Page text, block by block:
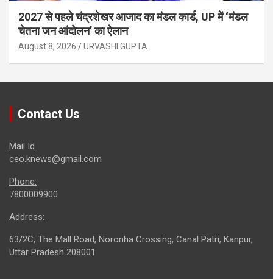
2027 से पहले चंद्रशेखर आजाद का मंडल कार्ड, UP में ‘मंडल
चेतना जन आंदोलन’ का ऐलान
August 8, 2026 URVASHI GUPTA
Contact Us
Mail Id
ceo.knews@gmail.com
Phone:
7800009900
Address:
63/2C, The Mall Road, Noronha Crossing, Canal Patri, Kanpur,
Uttar Pradesh 208001